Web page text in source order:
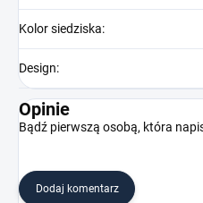
Kolor siedziska:
Design:
Opinie
Bądź pierwszą osobą, która
Dodaj komentarz